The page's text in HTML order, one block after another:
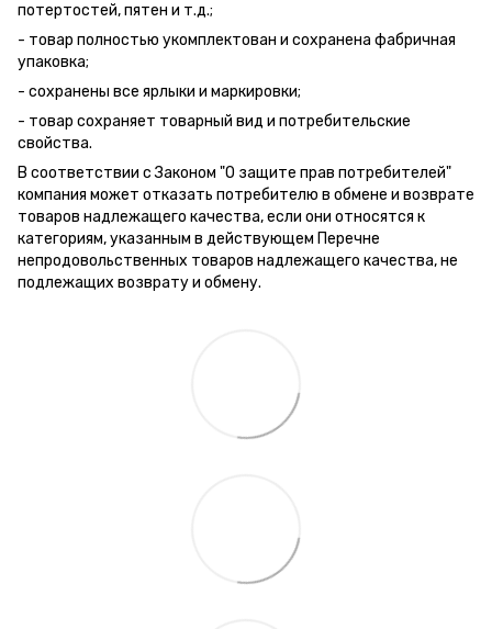
потертостей, пятен и т.д.;
- товар полностью укомплектован и сохранена фабричная
упаковка;
- сохранены все ярлыки и маркировки;
- товар сохраняет товарный вид и потребительские
свойства.
В соответствии с Законом "О защите прав потребителей"
компания может отказать потребителю в обмене и возврате
товаров надлежащего качества, если они относятся к
категориям, указанным в действующем Перечне
непродовольственных товаров надлежащего качества, не
подлежащих возврату и обмену.